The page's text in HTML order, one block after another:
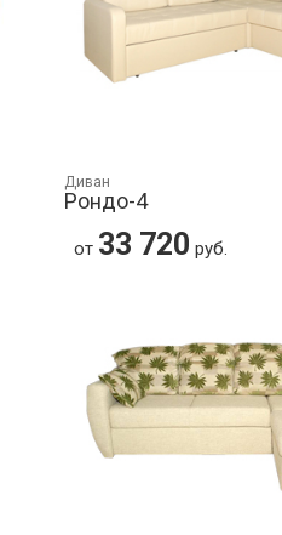
Диван
Рондо-4
от 33 720 руб.